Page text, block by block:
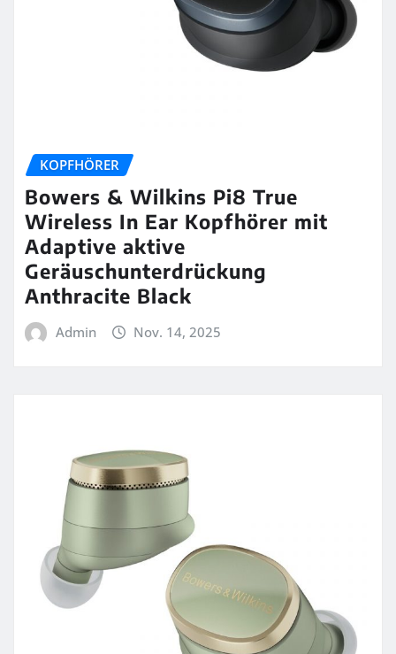
KOPFHÖRER
Bowers & Wilkins Pi8 True
Wireless In Ear Kopfhörer mit
Adaptive aktive
Geräuschunterdrückung
Anthracite Black
Admin Nov. 14, 2025